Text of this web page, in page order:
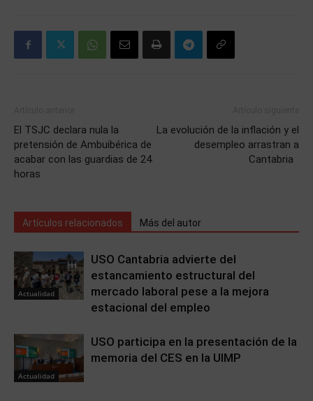
El TSJC declara nula la
pretensión de Ambuibérica de
acabar con las guardias de 24
horas
La evolución de la inflación y el
desempleo arrastran a
Cantabria
Artículos relacionados Más del autor
Actualidad
USO Cantabria advierte del
estancamiento estructural del
mercado laboral pese a la mejora
estacional del empleo
Actualidad
USO participa en la presentación de la
memoria del CES en la UIMP